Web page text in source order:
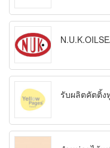
รับผลิตคัตติ้ง